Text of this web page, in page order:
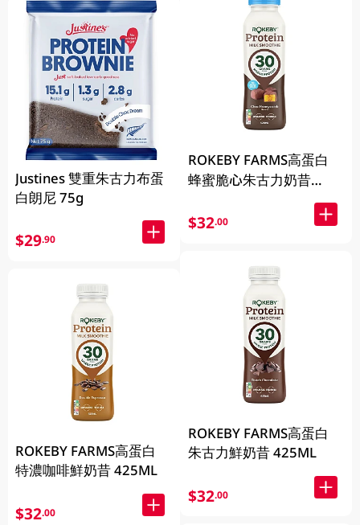
Justines 雙重朱古力布蛋
白朗尼 75g
$29.90
ROKEBY FARMS高蛋白
特濃咖啡鮮奶昔 425ML
$32.00
ROKEBY FARMS高蛋白
蜂蜜脆心朱古力奶昔
$32.00
ROKEBY FARMS高蛋白
朱古力鮮奶昔 425ML
$32.00